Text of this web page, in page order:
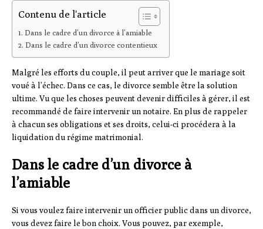
Contenu de l'article
Dans le cadre d’un divorce à l’amiable
Dans le cadre d’un divorce contentieux
Malgré les efforts du couple, il peut arriver que le mariage soit
voué à l’échec. Dans ce cas, le divorce semble être la solution
ultime. Vu que les choses peuvent devenir difficiles à gérer, il est
recommandé de faire intervenir un notaire. En plus de rappeler
à chacun ses obligations et ses droits, celui-ci procédera à la
liquidation du régime matrimonial.
Dans le cadre d’un divorce à
l’amiable
Si vous voulez faire intervenir un officier public dans un divorce,
vous devez faire le bon choix. Vous pouvez, par exemple,